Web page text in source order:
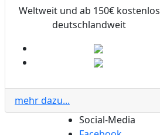
Weltweit und ab 150€ kostenlos
deutschlandweit
mehr dazu...
Social-Media